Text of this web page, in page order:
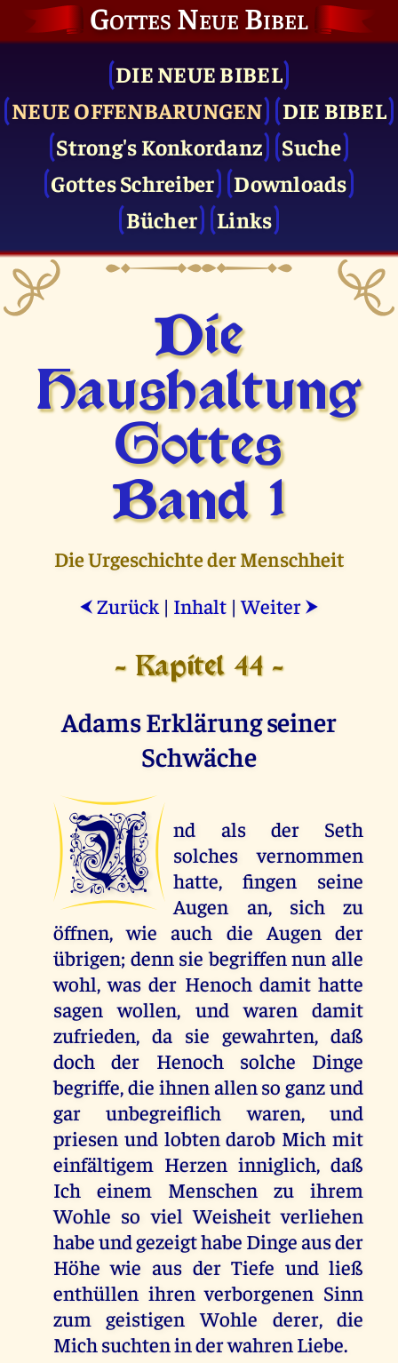
Gottes Neue Bibel
DIE NEUE BIBEL
NEUE OFFENBARUNGEN
DIE BIBEL
Strong's Konkordanz
Suche
Gottes Schreiber
Downloads
Bücher
Links
Die
Haushaltung
Gottes
Band 1
Die Urgeschichte der Menschheit
⮜ Zurück | Inhalt |Weiter ⮞
- Kapitel 44 -
Adams Erklärung seiner
Schwäche
U
nd als der Seth
solches vernommen
hatte, fingen seine
Augen an, sich zu
öffnen, wie auch die Augen der
übrigen; denn sie begriffen nun alle
wohl, was der Henoch damit hatte
sagen wollen, und waren damit
zufrieden, da sie gewahrten, daß
doch der Henoch solche Dinge
begriffe, die ihnen allen so ganz und
gar unbegreiflich waren, und
priesen und lobten darob Mich mit
einfältigem Herzen inniglich, daß
Ich einem Menschen zu ihrem
Wohle so viel Weisheit verliehen
habe und gezeigt habe Dinge aus der
Höhe wie aus der Tiefe und ließ
enthüllen ihren verborgenen Sinn
zum geistigen Wohle derer, die
Mich suchten in der wahren Liebe.